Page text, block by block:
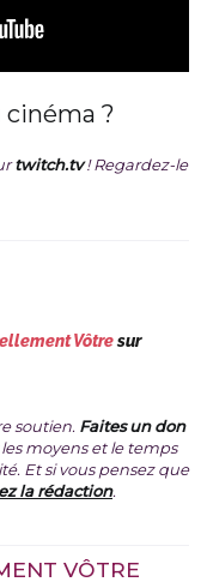
cinéma ?
twitch.tv ! Regardez-le
Vôtresur
soutien. Faites un don
moyens et le temps
Et si vous pensez que
la rédaction.
VÔTRE